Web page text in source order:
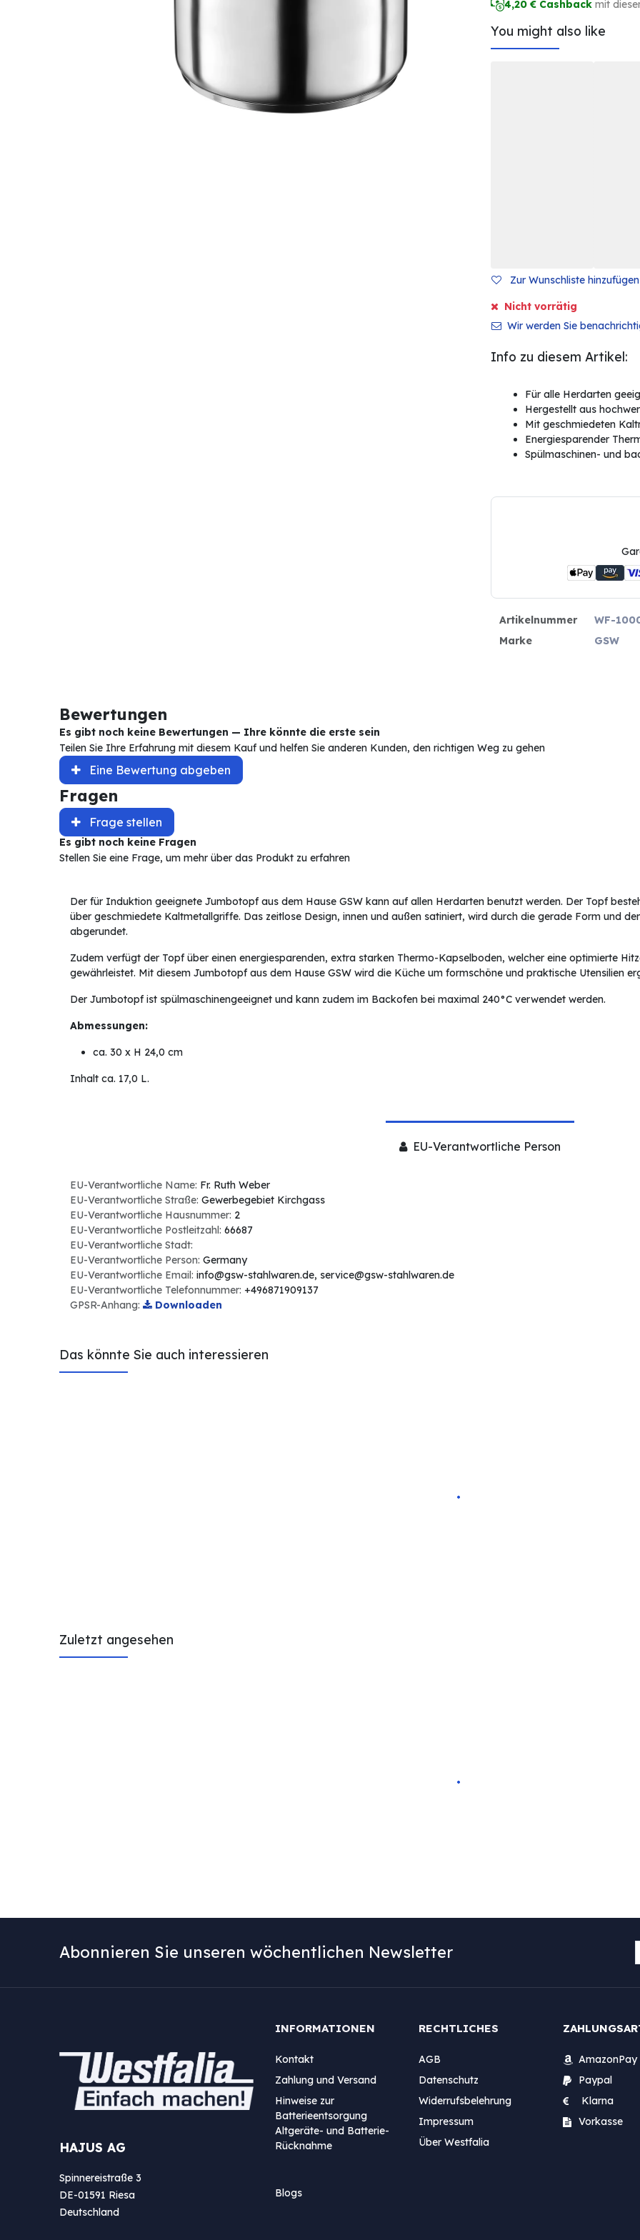
4,20 € Cashback mit
You might also like
Zur Wunschliste hinzufügen
Nicht vorrätig
Wir werden Sie
Info zu diesem Artikel:
Für alle Herdarten
Hergestellt aus
Mit geschmiedeten
Energiesparender
Spülmaschinen- und
Artikelnummer
WF-
Marke
GSW
Bewertungen
Es gibt noch keine Bewertungen — Ihre könnte die erste sein
Teilen Sie Ihre Erfahrung mit diesem Kauf und helfen Sie anderen Kunden, den richtigen Weg zu gehen
Eine Bewertung abgeben
Fragen
Frage stellen
Es gibt noch keine Fragen
Stellen Sie eine Frage, um mehr über das Produkt zu erfahren
Der für Induktion geeignete Jumbotopf aus dem Hause GSW kann auf allen Herdarten benutzt werden. Der Topf
über geschmiedete Kaltmetallgriffe. Das zeitlose Design, innen und außen satiniert, wird durch die gerade Form und
abgerundet.
Zudem verfügt der Topf über einen energiesparenden, extra starken Thermo-Kapselboden, welcher eine optimierte
gewährleistet. Mit diesem Jumbotopf aus dem Hause GSW wird die Küche um formschöne und praktische Utensilien
Der Jumbotopf ist spülmaschinengeeignet und kann zudem im Backofen bei maximal 240°C verwendet werden.
Abmessungen:
ca. 30 x H 24,0 cm
Inhalt ca. 17,0 L.
EU-Verantwortliche Person
EU-Verantwortliche Name: Fr. Ruth Weber
EU-Verantwortliche Straße: Gewerbegebiet Kirchgass
EU-Verantwortliche Hausnummer: 2
EU-Verantwortliche Postleitzahl: 66687
EU-Verantwortliche Stadt:
EU-Verantwortliche Person: Germany
EU-Verantwortliche Email: info@gsw-stahlwaren.de, service@gsw-stahlwaren.de
EU-Verantwortliche Telefonnummer: +496871909137
GPSR-Anhang:
Downloaden
Das könnte Sie auch interessieren
Zuletzt angesehen
Abonnieren Sie unseren wöchentlichen Newsletter
HAJUS AG
Spinnereistraße 3
DE-01591 Riesa
Deutschland
INFORMATIONEN
Kontakt
Zahlung und Versand
Hinweise zur
Batterieentsorgung
Altgeräte- und Batterie-
Rücknahme
Blogs
RECHTLICHES
AGB
Datenschutz
Widerrufsbelehrung
Impressum
Über Westfalia
AmazonPay
Paypal
Klarna
Vorkasse